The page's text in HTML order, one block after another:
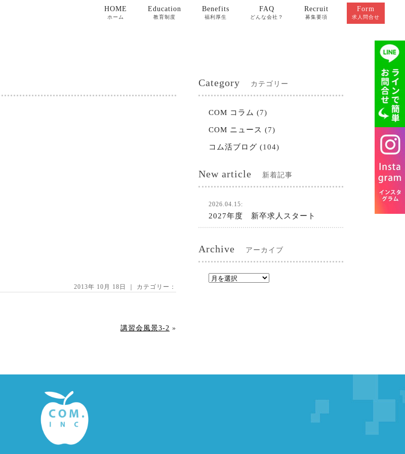
HOME
ホーム
Education
教育制度
Benefits
福利厚生
FAQ
どんな会社？
Recruit
募集要項
Form
求人問合せ
2013年 10月 18日 ｜ カテゴリー：
講習会風景3-2 »
Category カテゴリー
COM コラム (7)
COM ニュース (7)
コム活ブログ (104)
New article 新着記事
2026.04.15:
2027年度 新卒求人スタート
Archive アーカイブ